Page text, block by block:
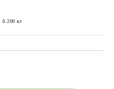
0.200 кг